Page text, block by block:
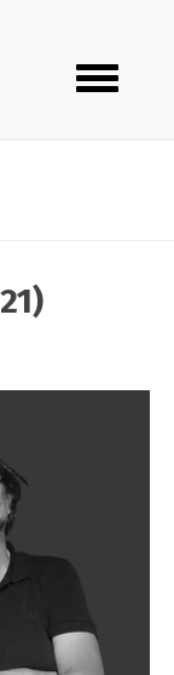
Toggle
navigation